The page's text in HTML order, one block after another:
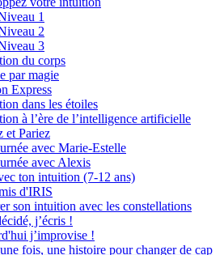
1
2
3
du corps
par magie
Express
dans les étoiles
à l’ère de l’intelligence artificielle
et Pariez
avec Marie-Estelle
avec Alexis
ton intuition (7-12 ans)
d'IRIS
son intuition avec les constellations
j’écris !
j’improvise !
fois, une histoire pour changer de cap